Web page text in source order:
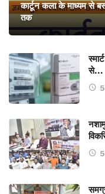
कार्टून कला के माध्यम से
तक
से…